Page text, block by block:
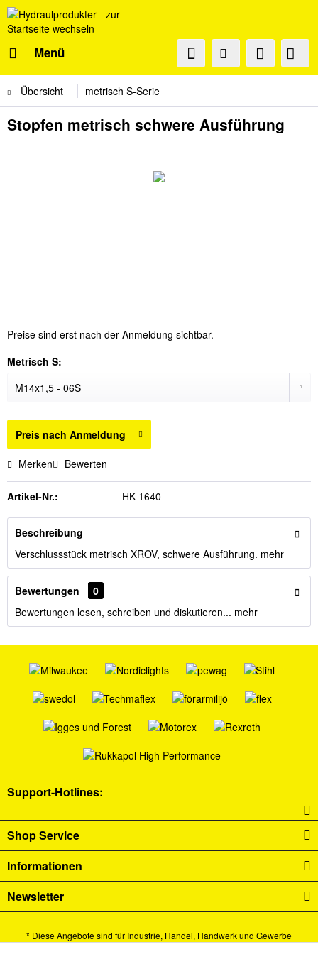
Menü
Übersicht metrisch S-Serie
Stopfen metrisch schwere Ausführung
Preise sind erst nach der Anmeldung sichtbar.
Metrisch S:
Preis nach Anmeldung
Merken Bewerten
Artikel-Nr.: HK-1640
Beschreibung
Verschlussstück metrisch XROV, schwere Ausführung. mehr
Bewertungen
0
Bewertungen lesen, schreiben und diskutieren... mehr
Support-Hotlines:
Shop Service
Informationen
Newsletter
* Diese Angebote sind für Industrie, Handel, Handwerk und Gewerbe